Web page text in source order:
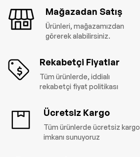
Mağazadan Satış
Ürünleri, mağazamızdan
görerek alabilirsiniz.
Rekabetçi Fiyatlar
Tüm ürünlerde, iddialı
rekabetçi fiyat politikası
Ücretsiz Kargo
Tüm ürünlerde ücretsiz kargo
imkanı sunuyoruz